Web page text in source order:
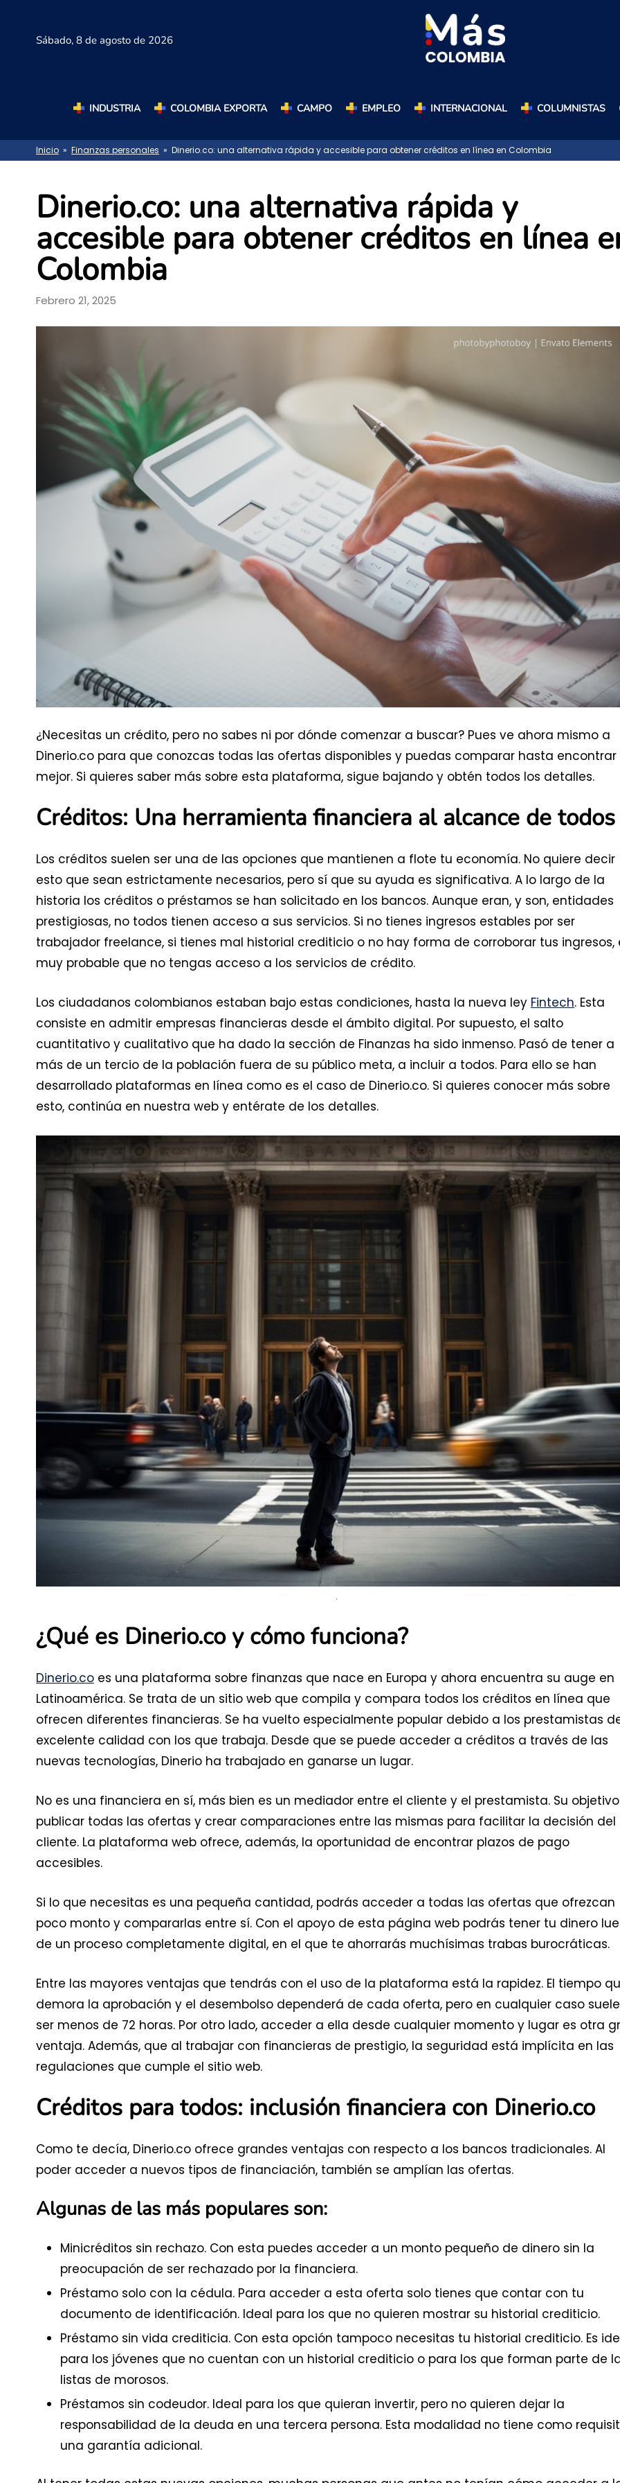
Sábado, 8 de agosto de 2026
INDUSTRIA COLOMBIA EXPORTA CAMPO EMPLEO INTERNACIONAL COLUMNISTAS
Inicio » Finanzas personales » Dinerio.co: una alternativa rápida y accesible para obtener créditos en línea en Colombia
Dinerio.co: una alternativa rápida y
accesible para obtener créditos en línea
Colombia
Febrero 21, 2025
¿Necesitas un crédito, pero no sabes ni por dónde comenzar a buscar? Pues ve ahora mismo a
Dinerio.co para que conozcas todas las ofertas disponibles y puedas comparar hasta encontrar
mejor. Si quieres saber más sobre esta plataforma, sigue bajando y obtén todos los detalles.
Créditos: Una herramienta financiera al alcance de todos
Los créditos suelen ser una de las opciones que mantienen a flote tu economía. No quiere decir
esto que sean estrictamente necesarios, pero sí que su ayuda es significativa. A lo largo de la
historia los créditos o préstamos se han solicitado en los bancos. Aunque eran, y son, entidades
prestigiosas, no todos tienen acceso a sus servicios. Si no tienes ingresos estables por ser
trabajador freelance, si tienes mal historial crediticio o no hay forma de corroborar tus ingresos,
muy probable que no tengas acceso a los servicios de crédito.
Los ciudadanos colombianos estaban bajo estas condiciones, hasta la nueva ley Fintech. Esta
consiste en admitir empresas financieras desde el ámbito digital. Por supuesto, el salto
cuantitativo y cualitativo que ha dado la sección de Finanzas ha sido inmenso. Pasó de tener a
más de un tercio de la población fuera de su público meta, a incluir a todos. Para ello se han
desarrollado plataformas en línea como es el caso de Dinerio.co. Si quieres conocer más sobre
esto, continúa en nuestra web y entérate de los detalles.
.
¿Qué es Dinerio.co y cómo funciona?
Dinerio.co es una plataforma sobre finanzas que nace en Europa y ahora encuentra su auge en
Latinoamérica. Se trata de un sitio web que compila y compara todos los créditos en línea que
ofrecen diferentes financieras. Se ha vuelto especialmente popular debido a los prestamistas
excelente calidad con los que trabaja. Desde que se puede acceder a créditos a través de las
nuevas tecnologías, Dinerio ha trabajado en ganarse un lugar.
No es una financiera en sí, más bien es un mediador entre el cliente y el prestamista. Su
publicar todas las ofertas y crear comparaciones entre las mismas para facilitar la decisión del
cliente. La plataforma web ofrece, además, la oportunidad de encontrar plazos de pago
accesibles.
Si lo que necesitas es una pequeña cantidad, podrás acceder a todas las ofertas que ofrezcan
poco monto y compararlas entre sí. Con el apoyo de esta página web podrás tener tu dinero
de un proceso completamente digital, en el que te ahorrarás muchísimas trabas burocráticas.
Entre las mayores ventajas que tendrás con el uso de la plataforma está la rapidez. El tiempo
demora la aprobación y el desembolso dependerá de cada oferta, pero en cualquier caso suele
ser menos de 72 horas. Por otro lado, acceder a ella desde cualquier momento y lugar es otra
ventaja. Además, que al trabajar con financieras de prestigio, la seguridad está implícita en las
regulaciones que cumple el sitio web.
Créditos para todos: inclusión financiera con Dinerio.co
Como te decía, Dinerio.co ofrece grandes ventajas con respecto a los bancos tradicionales. Al
poder acceder a nuevos tipos de financiación, también se amplían las ofertas.
Algunas de las más populares son:
Minicréditos sin rechazo. Con esta puedes acceder a un monto pequeño de dinero sin la
preocupación de ser rechazado por la financiera.
Préstamo solo con la cédula. Para acceder a esta oferta solo tienes que contar con tu
documento de identificación. Ideal para los que no quieren mostrar su historial crediticio.
Préstamo sin vida crediticia. Con esta opción tampoco necesitas tu historial crediticio. Es
para los jóvenes que no cuentan con un historial crediticio o para los que forman parte de
listas de morosos.
Préstamos sin codeudor. Ideal para los que quieran invertir, pero no quieren dejar la
responsabilidad de la deuda en una tercera persona. Esta modalidad no tiene como
una garantía adicional.